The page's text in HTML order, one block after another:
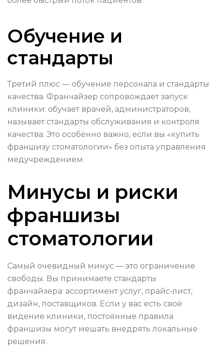
Обучение и
стандарты
Третий плюс — обучение персонала и стандарты
качества. Франчайзер сопровождает запуск
клиники: обучает врачей, администраторов,
называет стандарты обслуживания и контроля
качества. Это особенно важно, если вы «купить
франшизу стоматологии» без опыта управления
медучреждением.
Минусы и риски
франшизы
стоматологии
Самый очевидный минус — это ограничение
свободы. Вы принимаете стандарты
франчайзера: ассортимент услуг, прайс‑лист,
дизайн, поставщиков. Если у вас есть своё
видение клиники, постоянные правила
франшизы могут мешать внедрять локальные
решения.